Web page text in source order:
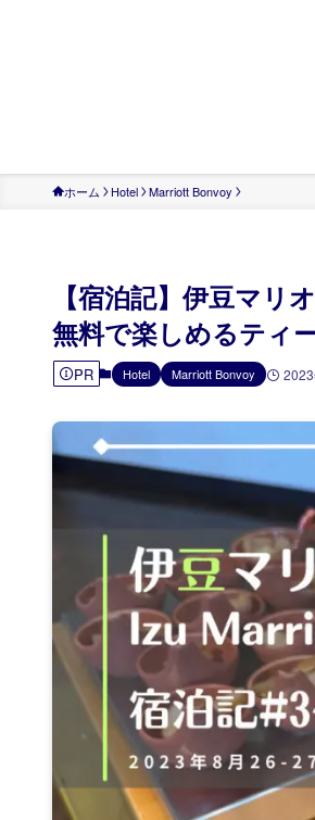
ホーム Hotel Marriott Bonvoy
【宿泊記】伊豆マ
無料で楽しめるティ
PR Hotel Marriott Bonvoy